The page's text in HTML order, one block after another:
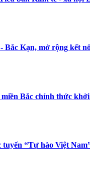
Bắc Kạn, mở rộng kết
Bắc chính thức
“Tự hào Việt